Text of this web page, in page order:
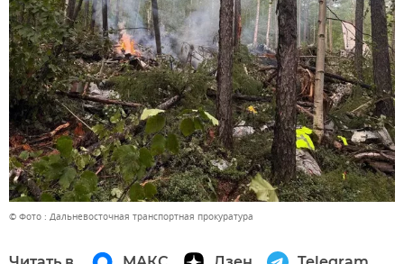
© Фото : Дальневосточная транспортная прокуратура